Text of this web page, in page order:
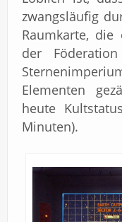
zwangsläufig
Raumkarte,
der
Elementen
heute
Minuten).